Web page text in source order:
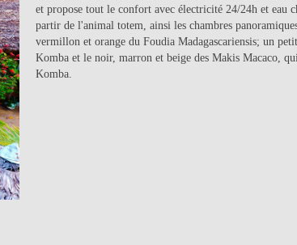
et propose tout le confort avec électricité 24/24h et eau
partir de l'animal totem, ainsi les chambres
vermillon et orange du Foudia Madagascariensis; un
Komba et le noir, marron et beige des Makis Macaco,
Komba.